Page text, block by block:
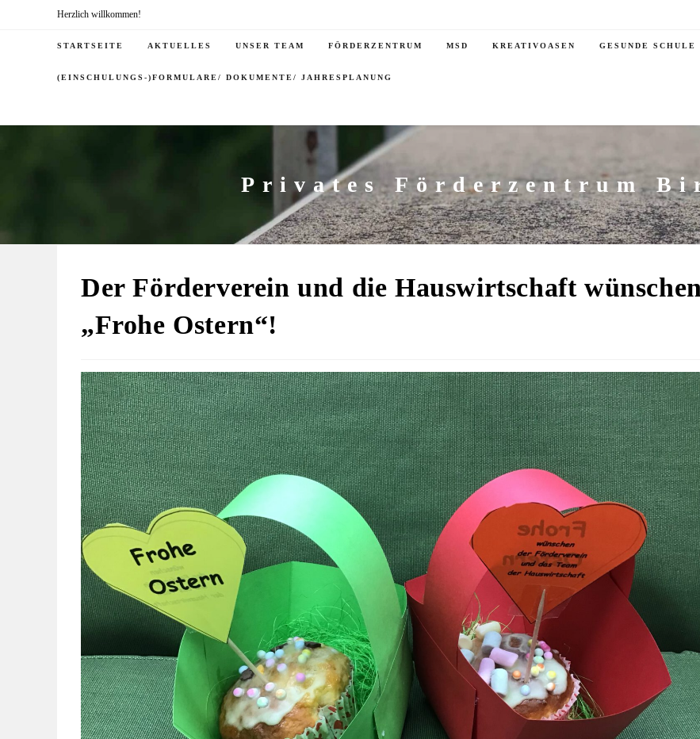
Herzlich willkommen!
STARTSEITE AKTUELLES UNSER TEAM FÖRDERZENTRUM MSD KREATIVOASEN GESUNDE SCHULE
(EINSCHULUNGS-)FORMULARE/ DOKUMENTE/ JAHRESPLANUNG
Privates Förderzentrum
Der Förderverein und die Hauswirtschaft wünschen
„Frohe Ostern“!